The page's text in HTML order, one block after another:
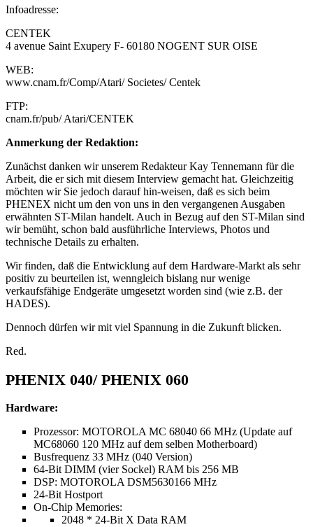
Infoadresse:
CENTEK
4 avenue Saint Exupery F- 60180 NOGENT SUR OISE
WEB:
www.cnam.fr/Comp/Atari/ Societes/ Centek
FTP:
cnam.fr/pub/ Atari/CENTEK
Anmerkung der Redaktion:
Zunächst danken wir unserem Redakteur Kay Tennemann für die
Arbeit, die er sich mit diesem Interview gemacht hat. Gleichzeitig
möchten wir Sie jedoch darauf hin-weisen, daß es sich beim
PHENEX nicht um den von uns in den vergangenen Ausgaben
erwähnten ST-Milan handelt. Auch in Bezug auf den ST-Milan sind
wir bemüht, schon bald ausführliche Interviews, Photos und
technische Details zu erhalten.
Wir finden, daß die Entwicklung auf dem Hardware-Markt als sehr
positiv zu beurteilen ist, wenngleich bislang nur wenige
verkaufsfähige Endgeräte umgesetzt worden sind (wie z.B. der
HADES).
Dennoch dürfen wir mit viel Spannung in die Zukunft blicken.
Red.
PHENIX 040/ PHENIX 060
Hardware:
Prozessor: MOTOROLA MC 68040 66 MHz (Update auf
MC68060 120 MHz auf dem selben Motherboard)
Busfrequenz 33 MHz (040 Version)
64-Bit DIMM (vier Sockel) RAM bis 256 MB
DSP: MOTOROLA DSM5630166 MHz
24-Bit Hostport
On-Chip Memories:
2048 * 24-Bit X Data RAM